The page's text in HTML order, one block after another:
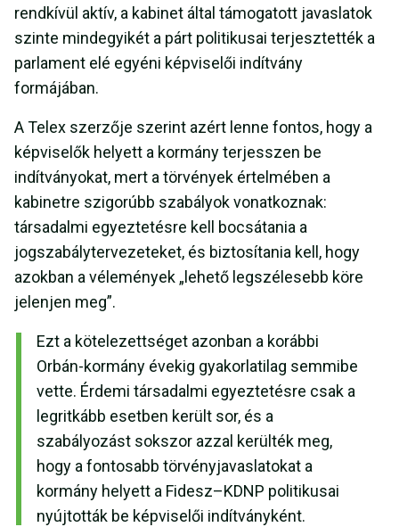
rendkívül aktív, a kabinet által támogatott javaslatok
szinte mindegyikét a párt politikusai terjesztették a
parlament elé egyéni képviselői indítvány
formájában.
A Telex szerzője szerint azért lenne fontos, hogy a
képviselők helyett a kormány terjesszen be
indítványokat, mert a törvények értelmében a
kabinetre szigorúbb szabályok vonatkoznak:
társadalmi egyeztetésre kell bocsátania a
jogszabálytervezeteket, és biztosítania kell, hogy
azokban a vélemények „lehető legszélesebb köre
jelenjen meg”.
Ezt a kötelezettséget azonban a korábbi
Orbán-kormány évekig gyakorlatilag semmibe
vette. Érdemi társadalmi egyeztetésre csak a
legritkább esetben került sor, és a
szabályozást sokszor azzal kerülték meg,
hogy a fontosabb törvényjavaslatokat a
kormány helyett a Fidesz–KDNP politikusai
nyújtották be képviselői indítványként.